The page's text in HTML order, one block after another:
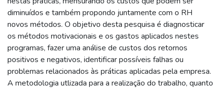
diminuídos e também propondo juntamente com o RH
novos métodos. O objetivo desta pesquisa é diagnosticar
os métodos motivacionais e os gastos aplicados nestes
programas, fazer uma análise de custos dos retornos
positivos e negativos, identificar possíveis falhas ou
problemas relacionados às práticas aplicadas pela empresa.
A metodologia utlizada para a realização do trabalho, quanto